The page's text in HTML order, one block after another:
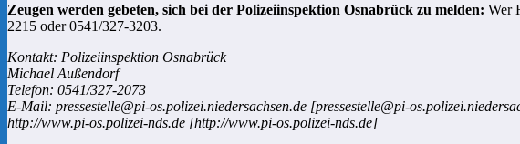
Zeugen werden gebeten, sich bei der Polizeiinspektion Osnabrück zu melden: Wer
2215 oder 0541/327-3203.
Kontakt: Polizeiinspektion Osnabrück
Michael Außendorf
Telefon: 0541/327-2073
E-Mail: pressestelle@pi-os.polizei.niedersachsen.de [pressestelle@pi-
http://www.pi-os.polizei-nds.de [http://www.pi-os.polizei-nds.de]